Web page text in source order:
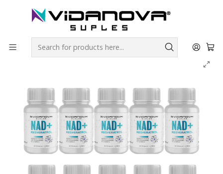
Productos Vidanova® Suples Vitaminas y Minerales
NAD+ Resveratrol PACK X10 - Vidanova® Suples